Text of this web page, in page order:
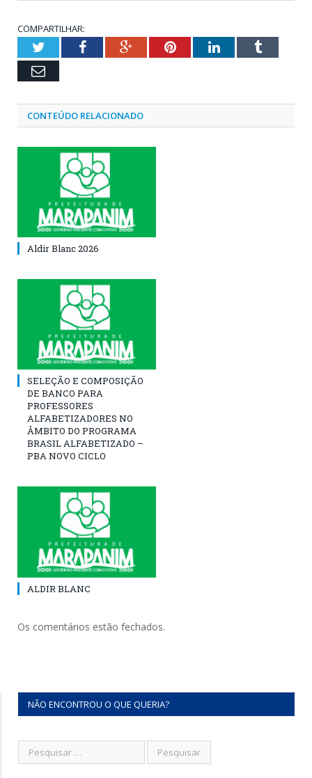
COMPARTILHAR:
TwitterFacebookGoogle+PinterestLinkedInTumblr
Email
CONTEÚDO RELACIONADO
Aldir Blanc 2026
SELEÇÃO E COMPOSIÇÃO
DE BANCO PARA
PROFESSORES
ALFABETIZADORES NO
ÂMBITO DO PROGRAMA
BRASIL ALFABETIZADO –
PBA NOVO CICLO
ALDIR BLANC
Os comentários estão fechados.
NÃO ENCONTROU O QUE QUERIA?